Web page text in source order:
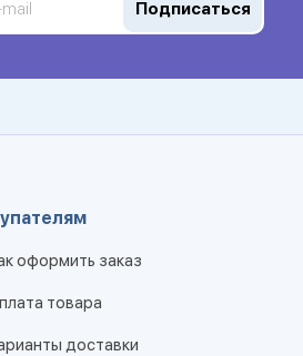
Подписаться
оформить заказ
товара
доставки